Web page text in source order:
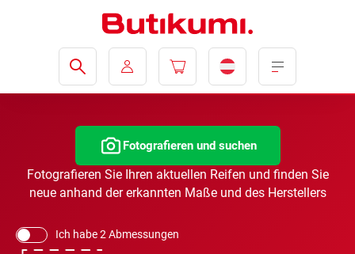
Fotografieren und suchen
Fotografieren Sie Ihren aktuellen Reifen und finden Sie
neue anhand der erkannten Maße und des Herstellers
Ich habe 2 Abmessungen